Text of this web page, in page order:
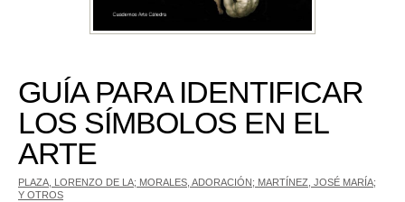
GUÍA PARA IDENTIFICAR
LOS SÍMBOLOS EN EL
ARTE
PLAZA, LORENZO DE LA; MORALES, ADORACIÓN; MARTÍNEZ, JOSÉ MARÍA;
Y OTROS